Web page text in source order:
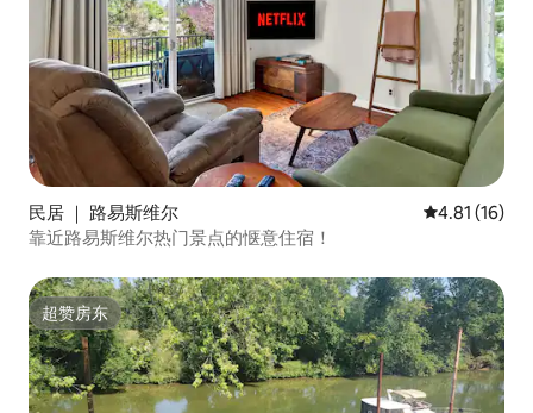
民居 ｜ 路易斯维尔 平均评分
4.81 (16)
靠近路易斯维尔热门景点的惬意住宿！
超赞房东
超赞房东